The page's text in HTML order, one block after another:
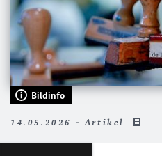
Bildinfo
14.05.2026 - Artikel